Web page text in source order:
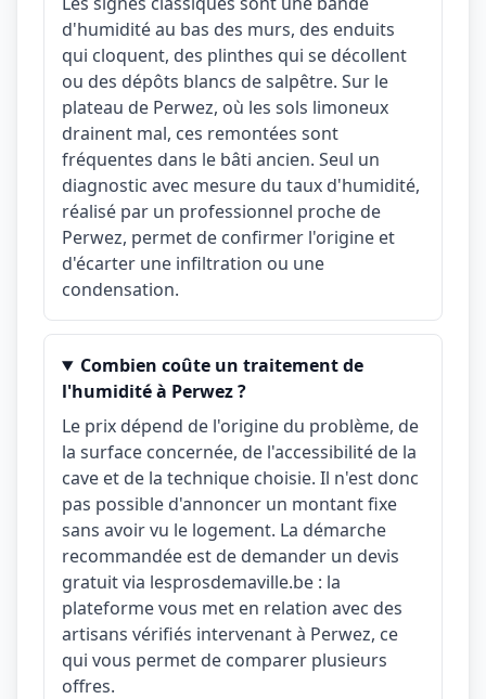
d'humidité au bas des murs, des enduits
qui cloquent, des plinthes qui se décollent
ou des dépôts blancs de salpêtre. Sur le
plateau de Perwez, où les sols limoneux
drainent mal, ces remontées sont
fréquentes dans le bâti ancien. Seul un
diagnostic avec mesure du taux d'humidité,
réalisé par un professionnel proche de
Perwez, permet de confirmer l'origine et
d'écarter une infiltration ou une
condensation.
Combien coûte un traitement de
l'humidité à Perwez ?
Le prix dépend de l'origine du problème, de
la surface concernée, de l'accessibilité de la
cave et de la technique choisie. Il n'est donc
pas possible d'annoncer un montant fixe
sans avoir vu le logement. La démarche
recommandée est de demander un devis
gratuit via lesprosdemaville.be : la
plateforme vous met en relation avec des
artisans vérifiés intervenant à Perwez, ce
qui vous permet de comparer plusieurs
offres.